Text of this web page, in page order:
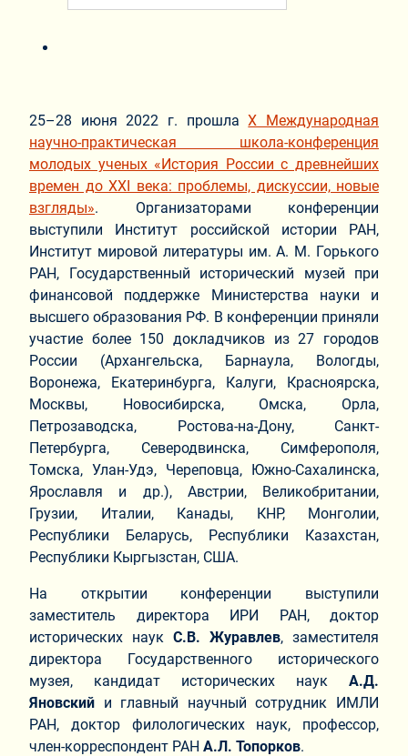
25–28 июня 2022 г. прошлаХ Международная
научно-практическая школа-конференция
молодых ученых «История России с древнейших
времен до XXI века: проблемы, дискуссии, новые
взгляды». Организаторами конференции
выступили Институт российской истории РАН,
Институт мировой литературы им. А. М. Горького
РАН, Государственный исторический музей при
финансовой поддержке Министерства науки и
высшего образования РФ. В конференции приняли
участие более 150 докладчиков из 27 городов
России (Архангельска, Барнаула, Вологды,
Воронежа, Екатеринбурга, Калуги, Красноярска,
Москвы, Новосибирска, Омска, Орла,
Петрозаводска, Ростова-на-Дону, Санкт-
Петербурга, Северодвинска, Симферополя,
Томска, Улан-Удэ, Череповца, Южно-Сахалинска,
Ярославля и др.), Австрии, Великобритании,
Грузии, Италии, Канады, КНР, Монголии,
Республики Беларусь, Республики Казахстан,
Республики Кыргызстан, США.
На открытии конференции выступили
заместитель директора ИРИ РАН, доктор
исторических наук С.В. Журавлев, заместителя
директора Государственного исторического
музея, кандидат исторических наук А.Д.
Яновский и главный научный сотрудник ИМЛИ
РАН, доктор филологических наук, профессор,
член-корреспондент РАН А.Л. Топорков.